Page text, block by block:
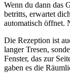
Wenn du dann das
betritts, erwartet
automatisch öffnet.
Die Rezeption ist
langer Tresen,
Fenster, das zur
gaben es die